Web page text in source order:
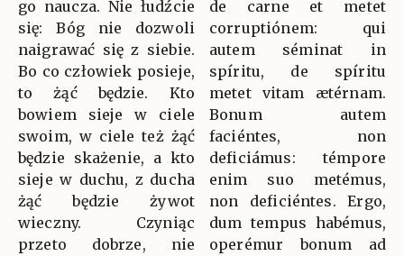
go naucza. Nie łudźcie
się: Bóg nie dozwoli
naigrawać się z siebie.
Bo co człowiek posieje,
to żąć będzie. Kto
bowiem sieje w ciele
swoim, w ciele też żąć
będzie skażenie, a kto
sieje w duchu, z ducha
żąć będzie żywot
wieczny. Czyniąc
przeto dobrze, nie
de carne et metet
corruptiónem: qui
autem séminat in
spíritu, de spíritu
metet vitam ætérnam.
Bonum autem
faciéntes, non
deficiámus: témpore
enim suo metémus,
non deficiéntes. Ergo,
dum tempus habémus,
operémur bonum ad